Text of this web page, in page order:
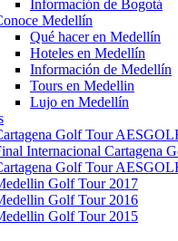
Información de Bogotá
Medellín
Qué hacer en Medellín
Hoteles en Medellín
Información de Medellín
Tours en Medellin
Lujo en Medellín
Golf Tour
Internacional Cartagena
Golf Tour
Golf Tour 2017
Golf Tour 2016
Golf Tour 2015